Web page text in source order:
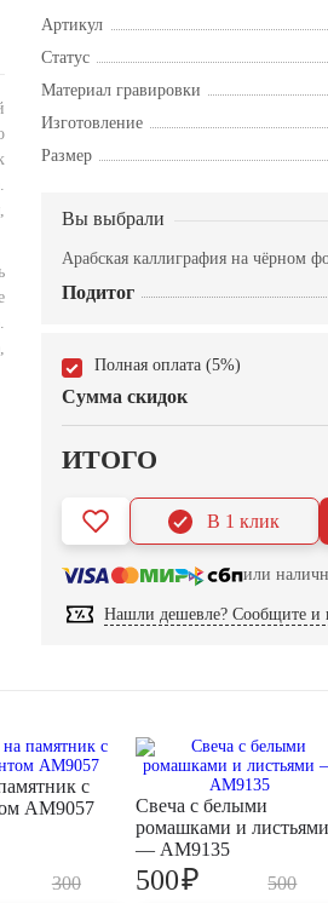
Артикул
Статус
Материал гравировки
Изготовление
Размер
Вы выбрали
Арабская каллиграфия на чёрном
Подитог
Полная оплата (5%)
Сумма скидок
ИТОГО
В 1 клик
или
Нашли дешевле? Сообщите и
с
AM9057
300
Свеча с белыми
ромашками и листьями
— AM9135
500
500₽